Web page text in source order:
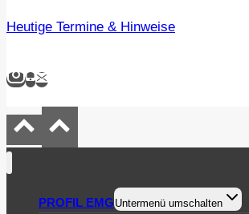
Heutige Termine & Hinweise
PROFIL EMG Untermenü umschalten